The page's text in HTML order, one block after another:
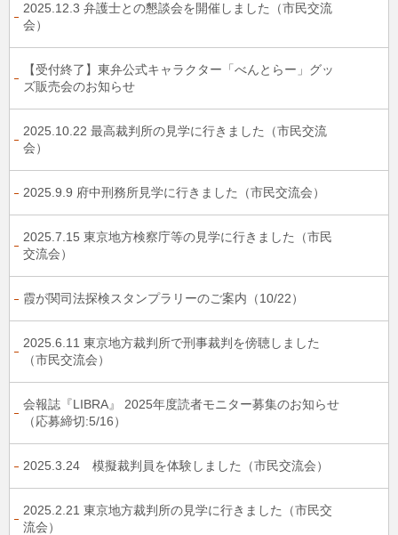
2025.12.3 弁護士との懇談会を開催しました（市民交流
会）
【受付終了】東弁公式キャラクター「べんとらー」グッ
ズ販売会のお知らせ
2025.10.22 最高裁判所の見学に行きました（市民交流
会）
2025.9.9 府中刑務所見学に行きました（市民交流会）
2025.7.15 東京地方検察庁等の見学に行きました（市民
交流会）
霞が関司法探検スタンプラリーのご案内（10/22）
2025.6.11 東京地方裁判所で刑事裁判を傍聴しました
（市民交流会）
会報誌『LIBRA』 2025年度読者モニター募集のお知らせ
（応募締切:5/16）
2025.3.24 模擬裁判員を体験しました（市民交流会）
2025.2.21 東京地方裁判所の見学に行きました（市民交
流会）